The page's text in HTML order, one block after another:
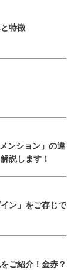
特徴
ンション」の違
説します！
ン」をご存じで
ご紹介！金赤？